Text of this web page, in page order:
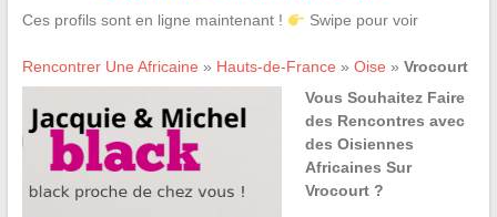
Ces profils sont en ligne maintenant ! Swipe pour voir
Rencontrer Une Africaine » Hauts-de-France » Oise » Vrocourt
Vous Souhaitez Faire
des Rencontres avec
des Oisiennes
Africaines Sur
Vrocourt ?